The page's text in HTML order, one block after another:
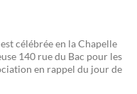
célébrée en la Chapelle
140 rue du Bac pour les
en rappel du jour de